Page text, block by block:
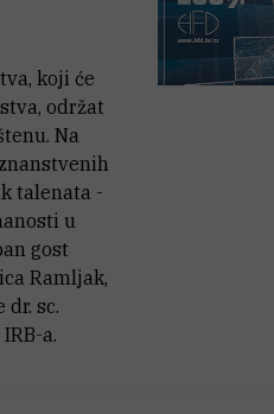
koji će
održat
Na
talenata -
u
gost
Ramljak,
dr. sc.
a.